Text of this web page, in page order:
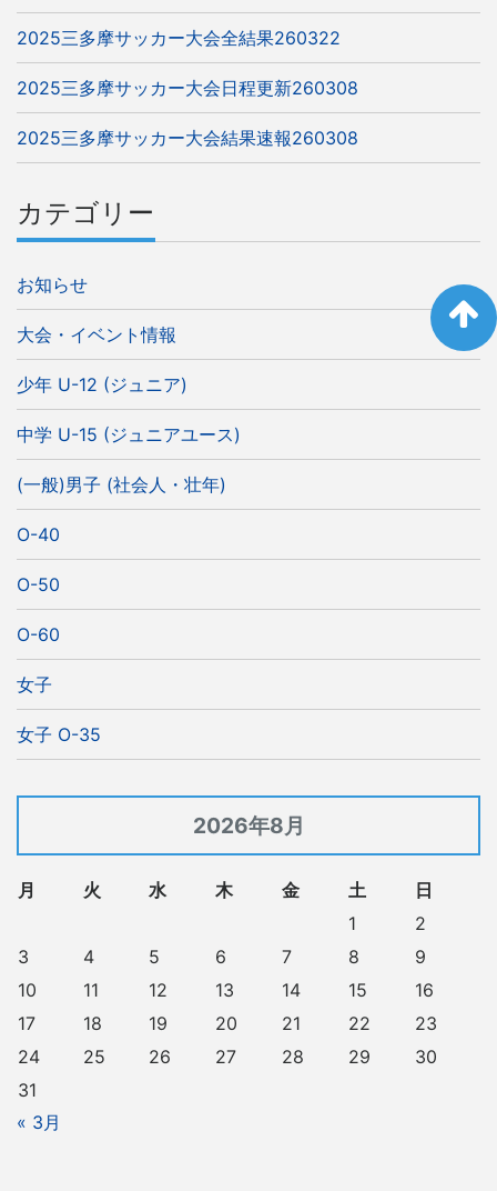
2025三多摩サッカー大会全結果260322
2025三多摩サッカー大会日程更新260308
2025三多摩サッカー大会結果速報260308
カテゴリー
お知らせ
大会・イベント情報
少年 U-12 (ジュニア)
中学 U-15 (ジュニアユース)
(一般)男子 (社会人・壮年)
O-40
O-50
O-60
女子
女子 O-35
2026年8月
月 火 水 木 金 土
日
1
2
3
4 5 6 7 8
9
10
11 12 13 14 15
16
17
18 19 20 21 22
23
24
25 26 27 28 29
30
31
« 3月